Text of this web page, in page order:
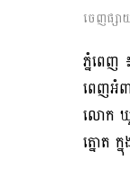
ចេញផ្សា
ភ្នំពេញ
ពេញអំព
លោក ឃួ
ត្នោត ក្